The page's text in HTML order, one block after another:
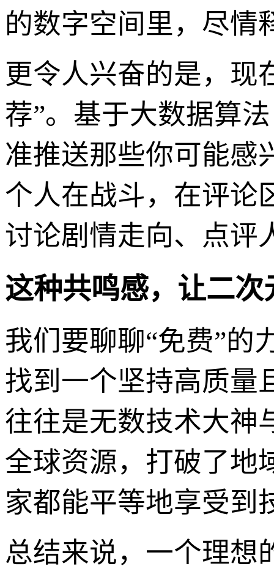
的数字空间里，尽情
更令人兴奋的是，现
荐”。基于大数据算
准推送那些你可能感
个人在战斗，在评论
讨论剧情走向、点评
这种共鸣感，让二
我们要聊聊“免费”的
找到一个坚持高质量
往往是无数技术大神
全球资源，打破了地
家都能平等地享受到
总结来说，一个理想